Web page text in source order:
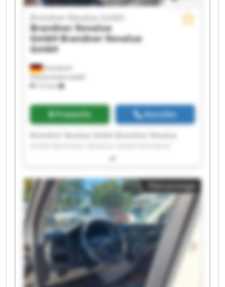
Eisenbach
(Hochschwarzwald)
Brandner Revalue GmbH
Brandner Revalue
GmbHBrandner Revalue
GmbH
Preisinfo Anrufen
Revalue GmbH Brandner Revalue GmbH
GmbH Brandner Revalue GmbH Brandner
Revalue GmbH Brandner Revalue GmbH
Brandner Revalue GmbH Brandner Revalue
GmbH Brandner Revalue GmbH Brandner
Revalue GmbH Brandner Revalue GmbH
Brandner Revalue GmbH Brandner Revalue
GmbH Brandner Revalue GmbH Brandner
Revalue GmbH Brandner Revalue GmbH
Kleinanzeige